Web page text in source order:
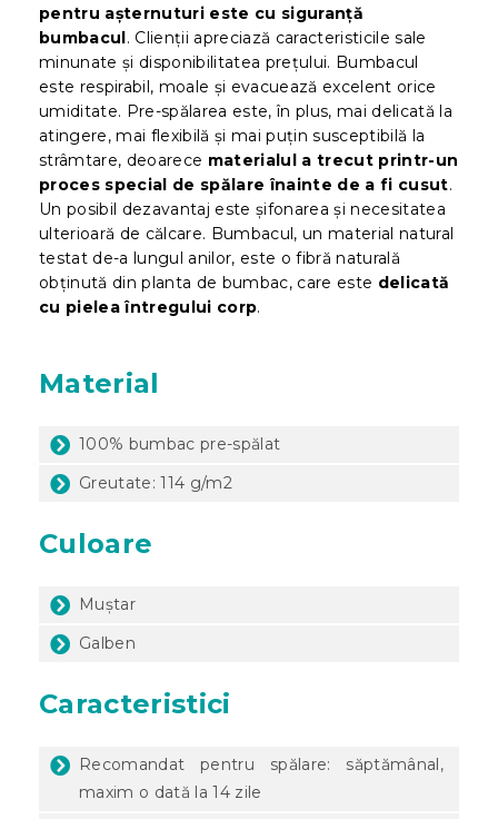
pentru așternuturi este cu siguranță
bumbacul. Clienții apreciază caracteristicile sale
minunate și disponibilitatea prețului. Bumbacul
este respirabil, moale și evacuează excelent orice
umiditate. Pre-spălarea este, în plus, mai delicată la
atingere, mai flexibilă și mai puțin susceptibilă la
strâmtare, deoarece materialul a trecut printr-un
proces special de spălare înainte de a fi cusut.
Un posibil dezavantaj este șifonarea și necesitatea
ulterioară de călcare. Bumbacul, un material natural
testat de-a lungul anilor, este o fibră naturală
obținută din planta de bumbac, care este delicată
cu pielea întregului corp.
Material
100% bumbac pre-spălat
Greutate: 114 g/m2
Culoare
Muștar
Galben
Caracteristici
Recomandat pentru spălare: săptămânal,
maxim o dată la 14 zile